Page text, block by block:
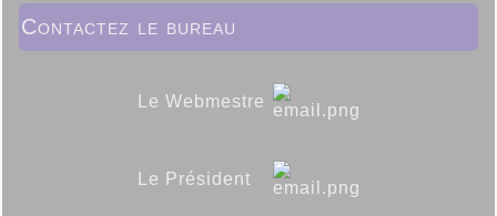
Contactez le bureau
Le Webmestre
Le Président